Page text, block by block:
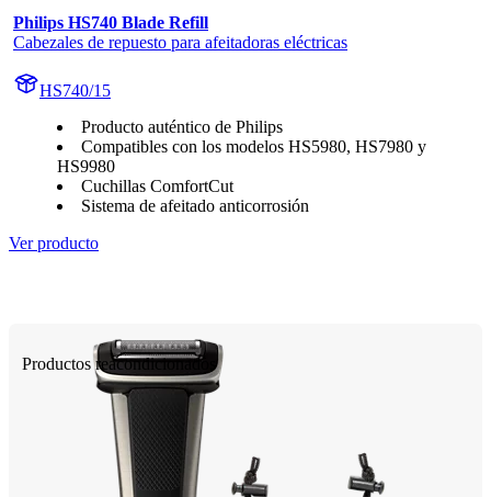
Philips HS740 Blade Refill
Cabezales de repuesto para afeitadoras eléctricas
HS740/15
Producto auténtico de Philips
Compatibles con los modelos HS5980, HS7980 y
HS9980
Cuchillas ComfortCut
Sistema de afeitado anticorrosión
Ver producto
Productos reacondicionados